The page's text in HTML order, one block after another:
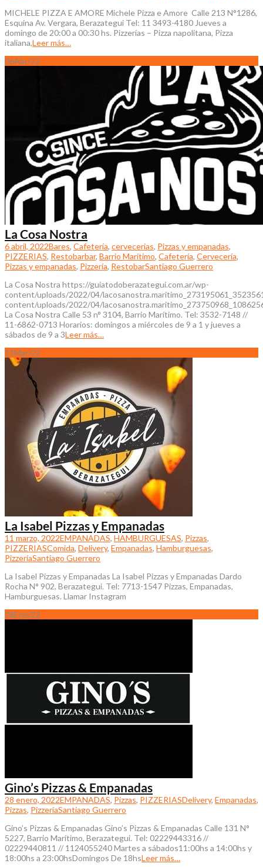
MICHELE PIZZA E AMORE Michele Pizza e Amore Calle 213 N°1286,
Esquina Av. Vergara, Berazategui Tel: 11 3493-4180 Jueves a
domingo de 20:00 a 00:30 hs. Pizzerías – Pizza napolitana, Pizza
italiana,Leer más…
06Abr/22
La Cosa Nostra
6 abril, 2022Bares, Cafetería, cervecerias, Pizzas y empanadas,
PIZZERIAS, Restobarbar, Barrio Marítimo, Cafetería, Cervecería,
Pizzas y empanadas, Pizzería, RestobarSantiago Guerrero
La Cosa Nostra https://guiatodoberazategui.com.ar/wp-
content/uploads/2022/04/
content/uploads/2022/04/
La Cosa Nostra Calle 53 n° 3104, Barrio Marítimo. Tel: 3532-7148 //
11-6862-0713 Horarios: domingos a miércoles de 9 a 1 y jueves a
sábados de 9 a 3Leer más…
11Mar/22
La Isabel Pizzas y Empanadas
11 marzo, 2022EMPANADAS, HAMBURGUESAS, Pizzas,
PIZZERIASComida, Delivery, Empanadas, Hamburguesas,
PizzeríaSantiago Guerrero
La Isabel Pizzas y Empanadas La Isabel Pizzas y Empanadas Dardo
Rocha N° 902, Berazategui. Tel: 7713-1547 Pizzas, Empanadas,
Hamburguesas. Llamar Instagram
28Ene/22
Gino’s Pizzas & Empanadas
28 enero, 2022EMPANADAS, Pizzas, PIZZERIASDelivery, Empanadas,
Pizzas, PizzeríaSantiago Guerrero
Gino’s Pizzas & Empanadas Gino’s Pizzas & Empanadas Calle 131 N°
5227, Barrio Marítimo, Berazategui. Tel: 02229443316 //
02229440811 // 1124055240 Martes a sábados11:00hs a 14:00hs y
18:00hs a 23:00hsDomingos De 18hsLeer más…